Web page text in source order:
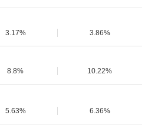
3.17% 3.86%
8.8% 10.22%
5.63% 6.36%